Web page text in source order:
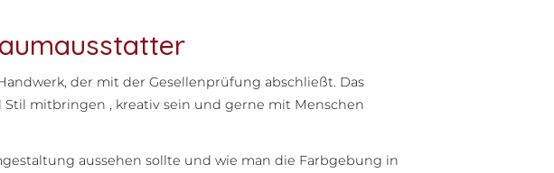
der mit der Gesellenprüfung abschließt. Das
mitbringen , kreativ sein und gerne mit Menschen
aussehen sollte und wie man die Farbgebung in